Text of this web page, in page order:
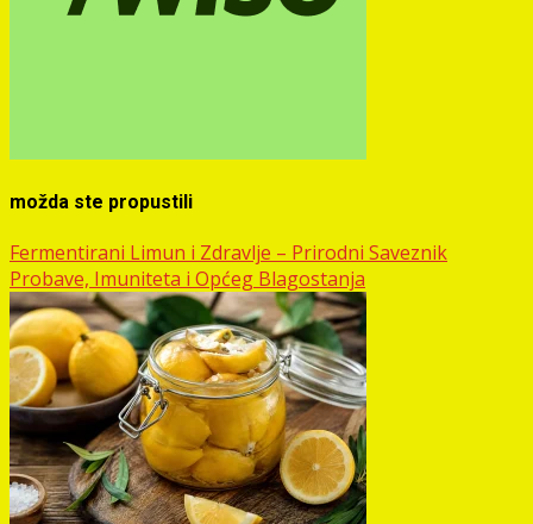
možda ste propustili
Fermentirani Limun i Zdravlje – Prirodni Saveznik
Probave, Imuniteta i Općeg Blagostanja